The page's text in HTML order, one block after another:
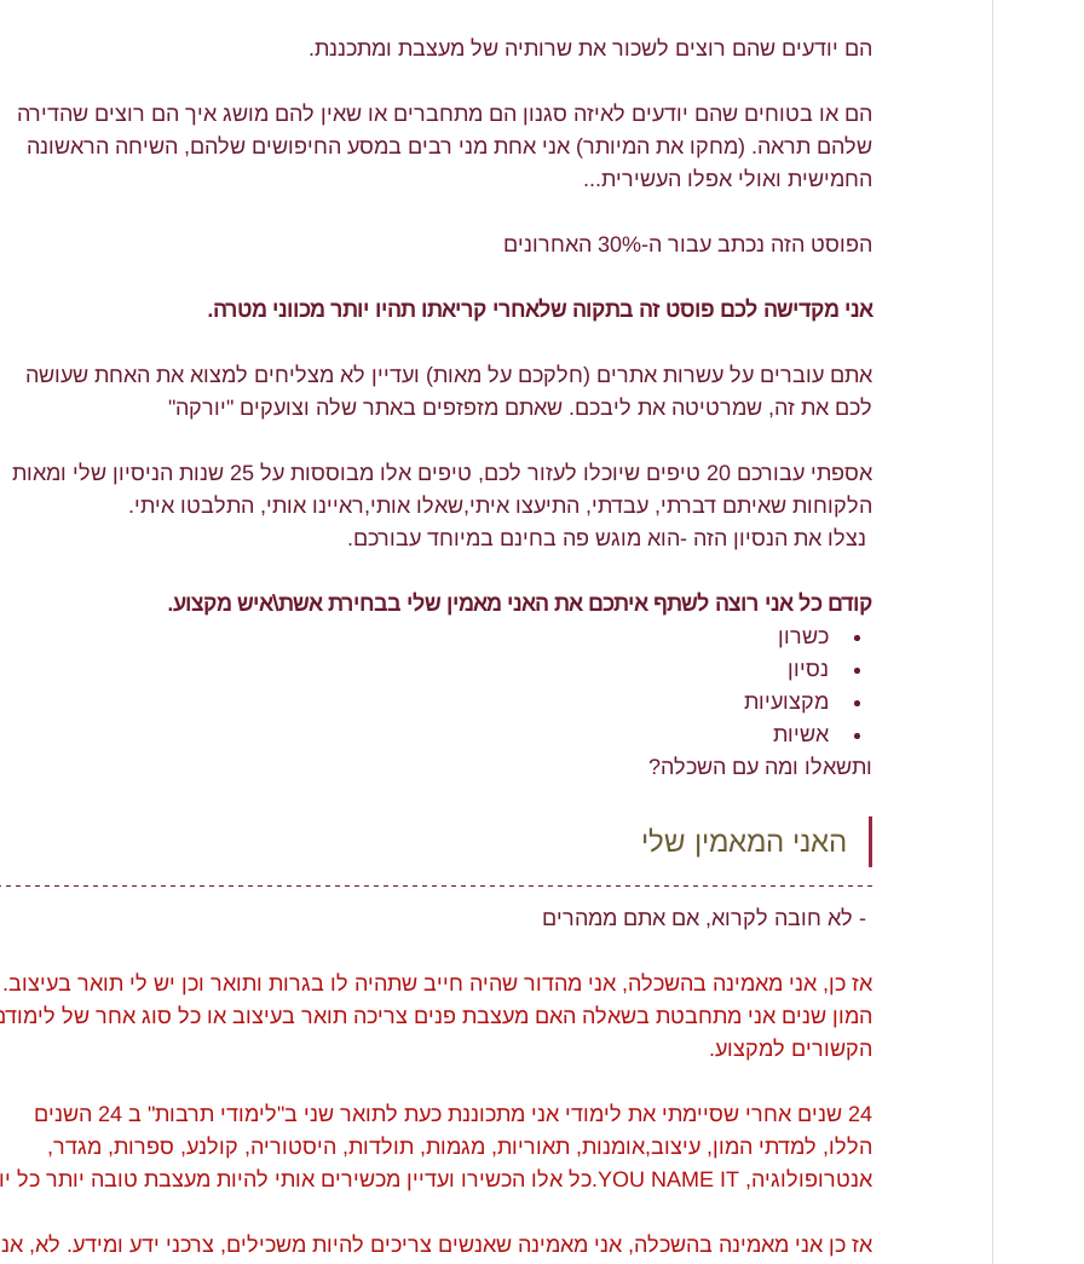
הם יודעים שהם רוצים לשכור את שרותיה של מעצבת ומתכננת.
הם או בטוחים שהם יודעים לאיזה סגנון הם מתחברים או שאין להם מושג איך הם רוצים שהדירה
שלהם תראה. (מחקו את המיותר) אני אחת מני רבים במסע החיפושים שלהם, השיחה הראשונה
החמישית ואולי אפלו העשירית...
הפוסט הזה נכתב עבור ה-30% האחרונים
אני מקדישה לכם פוסט זה בתקוה שלאחרי קריאתו תהיו יותר מכווני מטרה.
אתם עוברים על עשרות אתרים (חלקכם על מאות) ועדיין לא מצליחים למצוא את האחת שעושה
לכם את זה, שמרטיטה את ליבכם. שאתם מזפזפים באתר שלה וצועקים "יורקה"
אספתי עבורכם 20 טיפים שיוכלו לעזור לכם, טיפים אלו מבוססות על 25 שנות הניסיון שלי ומאות
הלקוחות שאיתם דברתי, עבדתי, התיעצו איתי,שאלו אותי,ראיינו אותי, התלבטו איתי.
נצלו את הנסיון הזה -הוא מוגש פה בחינם במיוחד עבורכם.
קודם כל אני רוצה לשתף איתכם את האני מאמין שלי בבחירת אשת\איש מקצוע.
כשרון
נסיון
מקצועיות
אשיות
ותשאלו ומה עם השכלה?
האני המאמין שלי
אז כן, אני מאמינה בהשכלה, אני מהדור שהיה חייב שתהיה לו בגרות ותואר וכן יש לי תואר
המון שנים אני מתחבטת בשאלה האם מעצבת פנים צריכה תואר בעיצוב או כל סוג אחר של
הקשורים למקצוע.
24 שנים אחרי שסיימתי את לימודי אני מתכוננת כעת לתואר שני ב"לימודי תרבות" ב 24 השנים
הללו, למדתי המון, עיצוב,אומנות, תאוריות, מגמות, תולדות, היסטוריה, קולנע, ספרות, מגדר,
אנטרופולוגיה, YOU NAME IT.כל אלו הכשירו ועדיין מכשירים אותי להיות מעצבת טובה יותר כל יום.
אז כן אני מאמינה בהשכלה, אני מאמינה שאנשים צריכים להיות משכילים, צרכני ידע ומידע. לא,